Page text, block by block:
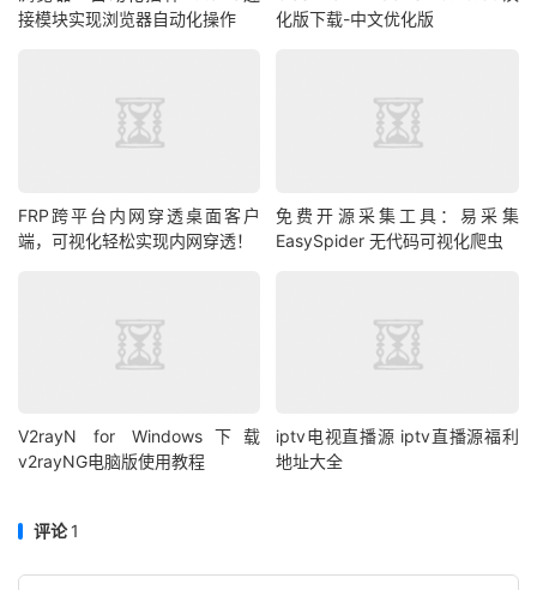
接模块实现浏览器自动化操作
化版下载-中文优化版
FRP跨平台内网穿透桌面客户
端，可视化轻松实现内网穿透！
免费开源采集工具：易采集
EasySpider 无代码可视化爬虫
V2rayN for Windows下载
v2rayNG电脑版使用教程
iptv电视直播源 iptv直播源福利
地址大全
评论1